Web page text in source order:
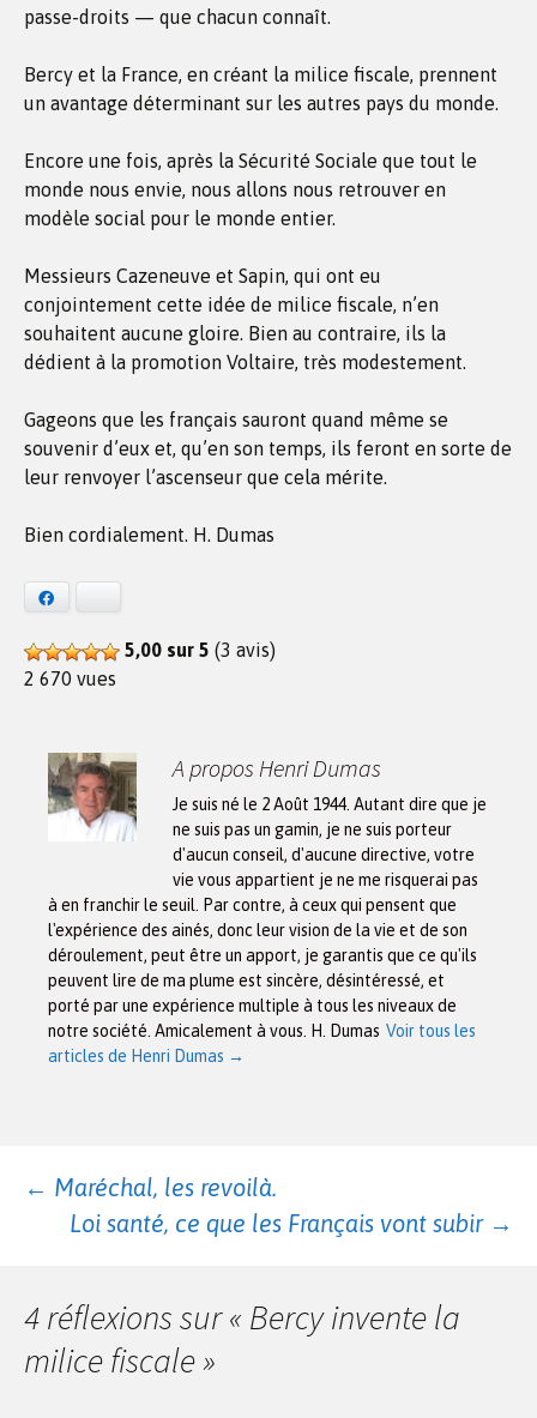
passe-droits — que chacun connaît.
Bercy et la France, en créant la milice fiscale, prennent
un avantage déterminant sur les autres pays du monde.
Encore une fois, après la Sécurité Sociale que tout le
monde nous envie, nous allons nous retrouver en
modèle social pour le monde entier.
Messieurs Cazeneuve et Sapin, qui ont eu
conjointement cette idée de milice fiscale, n’en
souhaitent aucune gloire. Bien au contraire, ils la
dédient à la promotion Voltaire, très modestement.
Gageons que les français sauront quand même se
souvenir d’eux et, qu’en son temps, ils feront en sorte de
leur renvoyer l’ascenseur que cela mérite.
Bien cordialement. H. Dumas
5,00 sur 5 (3 avis)
2 670 vues
A propos Henri Dumas
Je suis né le 2 Août 1944. Autant dire que je
ne suis pas un gamin, je ne suis porteur
d'aucun conseil, d'aucune directive, votre
vie vous appartient je ne me risquerai pas
à en franchir le seuil. Par contre, à ceux qui pensent que
l'expérience des ainés, donc leur vision de la vie et de son
déroulement, peut être un apport, je garantis que ce qu'ils
peuvent lire de ma plume est sincère, désintéressé, et
porté par une expérience multiple à tous les niveaux de
notre société. Amicalement à vous. H. Dumas Voir tous les
articles de Henri Dumas →
Navigation
articles
← Maréchal, les revoilà.
Loi santé, ce que les Français vont subir →
4 réflexions sur « Bercy invente la
milice fiscale»